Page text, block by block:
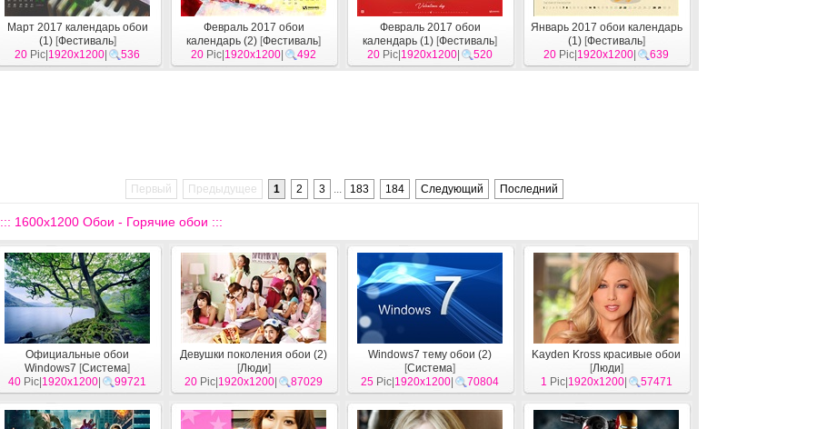
Март 2017 календарь обои
(1)[Фестиваль]
20 Pic| 1920x1200 536
Февраль 2017 обои
календарь (2) [Фестиваль]
20 Pic| 1920x1200 492
Февраль 2017 обои
календарь (1) [Фестиваль]
20 Pic| 1920x1200 520
Январь 2017 обои календарь
(1)[Фестиваль]
20 Pic| 1920x1200 639
Первый Предыдущее 1 2 3 ... 183 184 Следующий Последний
::: 1600x1200 Обои - Горячие обои :::
Официальные обои
Windows7 [Система]
40 Pic| 1920x1200 99721
Девушки поколения обои (2)
[Люди]
20 Pic| 1920x1200 87029
Windows7 тему обои (2)
[Система]
25 Pic| 1920x1200 70804
Kayden Kross красивые обои
[Люди]
1 Pic| 1920x1200| 57471